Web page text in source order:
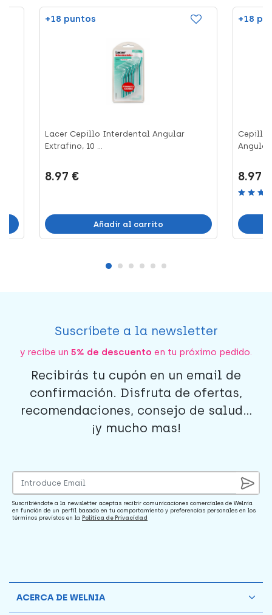
+18 puntos
Lacer Cepillo Interdental Angular
Extrafino, 10 ...
8.97 €
Añadir al carrito
+18
Cepillo
Angular,
8.97 €
Suscríbete a la newsletter
y recibe un 5% de descuento en tu próximo pedido.
Recibirás tu cupón en un email de
confirmación. Disfruta de ofertas,
recomendaciones, consejo de salud...
¡y mucho mas!
Suscribiéndote a la newsletter aceptas recibir comunicaciones comerciales de Welnia
en función de un perfil basado en tu comportamiento y preferencias personales en los
términos previstos en la Política de Privacidad
ACERCA DE WELNIA